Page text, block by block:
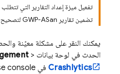
تفعيل ميزة إعداد التقارير التي
تضمين تقارير GWP-ASan لتصحيح أخطاء تلف الذاكرة
يمكنك النقر على مشكلة معيّنة
الحدث في لوحة بيانات >
Crashlytics في